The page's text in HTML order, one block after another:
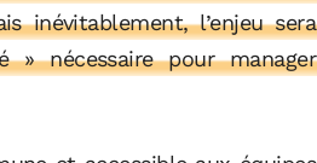
inévitablement, l’enjeu sera
» nécessaire pour manager